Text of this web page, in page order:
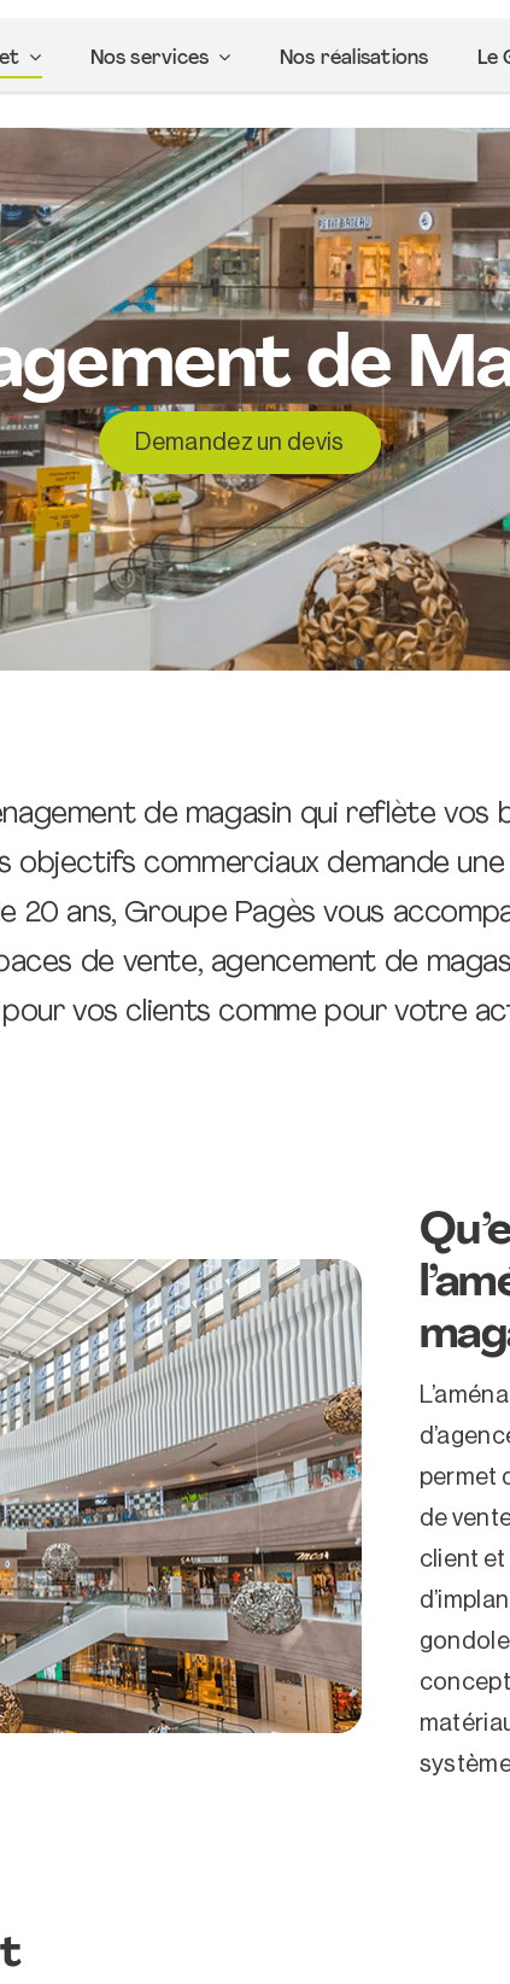
Nos services Nos réalisations Le
de
Demandez un devis
de magasin qui reflète vos
objectifs commerciaux demande
20 ans, Groupe Pagès vous
de vente, agencement de
pour vos clients comme pour votre
permet
de
client et